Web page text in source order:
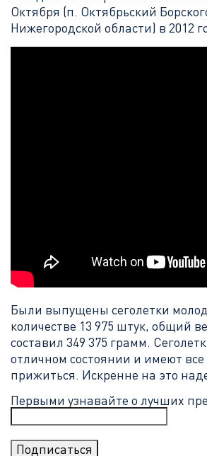
Октября (п. Октябрьский
Нижегородской области) в 2012
Были выпущены сеголетки
количестве 13 975 штук, общий
составил 349 375 грамм.
отличном состоянии и имеют
прижиться. Искренне на это
Первыми узнавайте о лучших